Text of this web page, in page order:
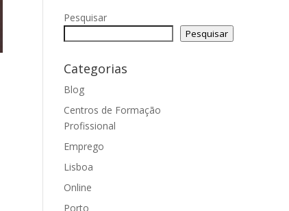
Pesquisar
Pesquisar
Categorias
Blog
Centros de Formação
Profissional
Emprego
Lisboa
Online
Porto